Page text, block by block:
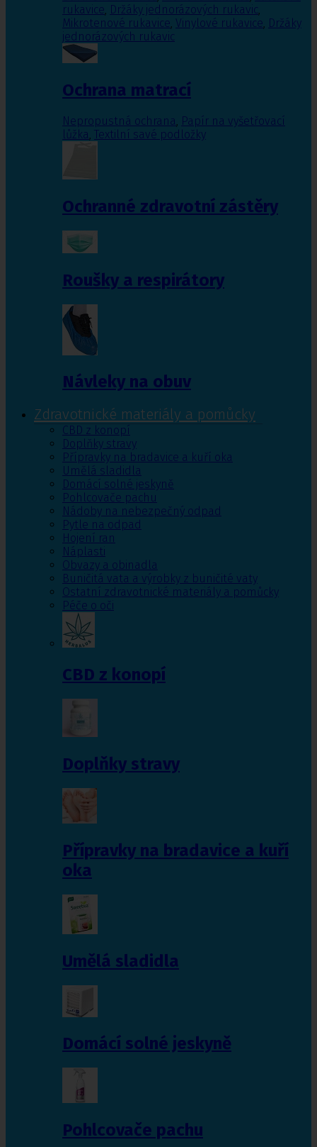
rukavice, Držáky jednorázových rukavic,
Mikrotenové rukavice, Vinylové rukavice, Držáky
jednorázových rukavic
Ochrana matrací
Nepropustná ochrana, Papír na vyšetřovací
lůžka, Textilní savé podložky
Ochranné zdravotní zástěry
Roušky a respirátory
Návleky na obuv
Zdravotnické materiály a pomůcky
CBD z konopí
Doplňky stravy
Přípravky na bradavice a kuří oka
Umělá sladidla
Domácí solné jeskyně
Pohlcovače pachu
Nádoby na nebezpečný odpad
Pytle na odpad
Hojení ran
Náplasti
Obvazy a obinadla
Buničitá vata a výrobky z buničité vaty
Ostatní zdravotnické materiály a pomůcky
Péče o oči
CBD z konopí
Doplňky stravy
Přípravky na bradavice a kuří
oka
Umělá sladidla
Domácí solné jeskyně
Pohlcovače pachu